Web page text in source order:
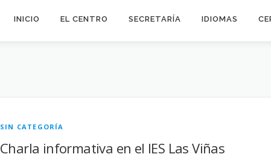
INICIO EL CENTRO SECRETARÍA IDIOMAS
SIN CATEGORÍA
Charla informativa en el IES Las Viñas